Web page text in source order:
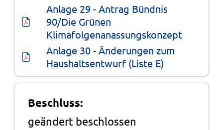
Anlage 29 - Antrag Bündnis
90/Die Grünen
Klimafolgenanassungskonzept
Anlage 30 - Änderungen zum
Haushaltsentwurf (Liste E)
Beschluss:
geändert beschlossen